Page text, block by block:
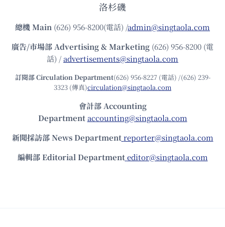
洛杉磯
總機Main (626) 956-8200(電話) /admin@singtaola.com
廣告/市場部Advertising & Marketing (626) 956-8200 (電
話) /advertisements@singtaola.com
訂閱部 Circulation Department(626) 956-8227 (電話) /(626) 239-
3323 (傳真)circulation@singtaola.com
會計部 Accounting
Department accounting@singtaola.com
新聞採訪部 News Department reporter@singtaola.com
編輯部 Editorial Department editor@singtaola.com